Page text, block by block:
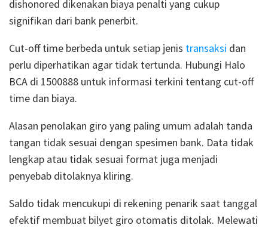
dishonored dikenakan biaya penalti yang cukup
signifikan dari bank penerbit.
Cut-off time berbeda untuk setiap jenis transaksi dan
perlu diperhatikan agar tidak tertunda. Hubungi Halo
BCA di 1500888 untuk informasi terkini tentang cut-off
time dan biaya.
Alasan penolakan giro yang paling umum adalah tanda
tangan tidak sesuai dengan spesimen bank. Data tidak
lengkap atau tidak sesuai format juga menjadi
penyebab ditolaknya kliring.
Saldo tidak mencukupi di rekening penarik saat tanggal
efektif membuat bilyet giro otomatis ditolak. Melewati